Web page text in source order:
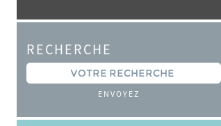
RECHERCHE
ENVOYEZ